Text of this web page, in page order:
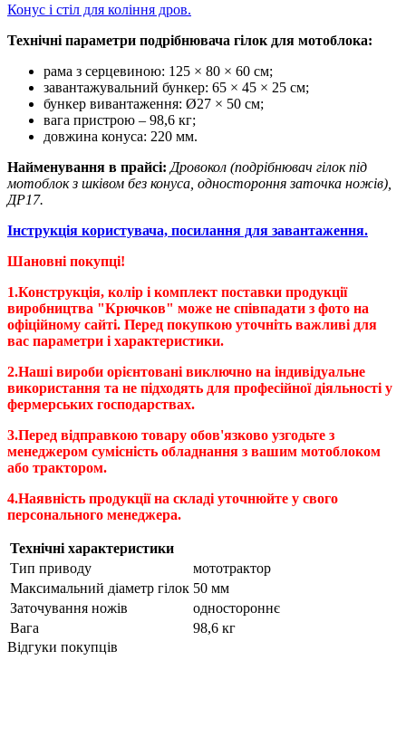
Конус і стіл для коління дров.
Технічні параметри подрібнювача гілок для мотоблока:
рама з серцевиною: 125 × 80 × 60 см;
завантажувальний бункер: 65 × 45 × 25 см;
бункер вивантаження: Ø27 × 50 см;
вага пристрою – 98,6 кг;
довжина конуса: 220 мм.
Найменування в прайсі: Дровокол (подрібнювач гілок під
мотоблок з шківом без конуса, одностороння заточка ножів),
ДР17.
Інструкція користувача, посилання для завантаження.
Шановні покупці!
1.Конструкція, колір і комплект поставки продукції
виробництва "Крючков" може не співпадати з фото на
офіційному сайті. Перед покупкою уточніть важливі для
вас параметри і характеристики.
2.Наші вироби орієнтовані виключно на індивідуальне
використання та не підходять для професійної діяльності у
фермерських господарствах.
3.Перед відправкою товару обов'язково узгодьте з
менеджером сумісність обладнання з вашим мотоблоком
або трактором.
4.Наявність продукції на складі уточнюйте у свого
персонального менеджера.
Технічні характеристики
Тип приводу
мототрактор
Максимальний діаметр гілок 50 мм
Заточування ножів
одностороннє
Вага
98,6 кг
Відгуки покупців